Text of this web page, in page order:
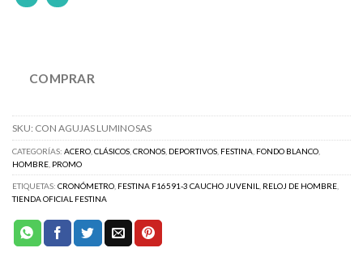
COMPRAR
SKU: CON AGUJAS LUMINOSAS
CATEGORÍAS: ACERO CLÁSICOS CRONOS DEPORTIVOS FESTINA FONDO BLANCO
HOMBRE PROMO
ETIQUETAS: CRONÓMETRO FESTINA F16591-3 CAUCHO JUVENIL RELOJ DE HOMBRE
TIENDA OFICIAL FESTINA